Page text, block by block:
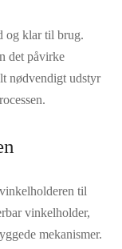
og klar til brug.
det påvirke
nødvendigt udstyr
til
vinkelholder,
mekanismer.